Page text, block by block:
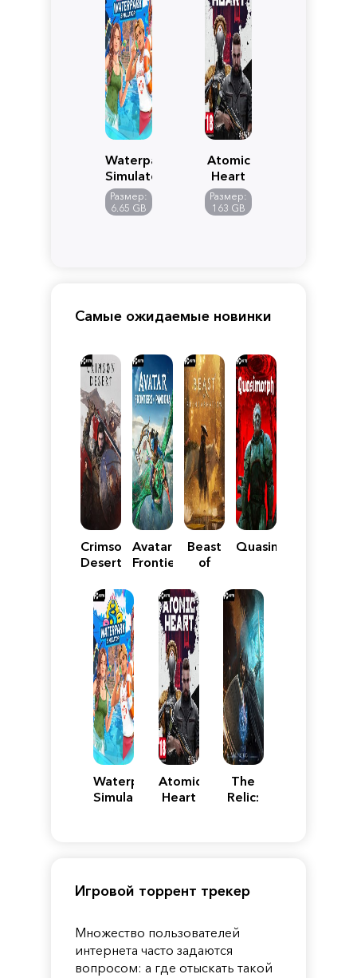
Waterpark
Simulator
Размер:
6.65 GB
Atomic
Heart
Размер:
163 GB
Самые ожидаемые новинки
Crimson
Desert
Avatar:
Frontiers
Pandora
Beast
of
Quasimorph
Waterpark
Simulator
Atomic
Heart
The
Relic:
Игровой торрент трекер
Множество пользователей
интернета часто задаются
вопросом: а где отыскать такой